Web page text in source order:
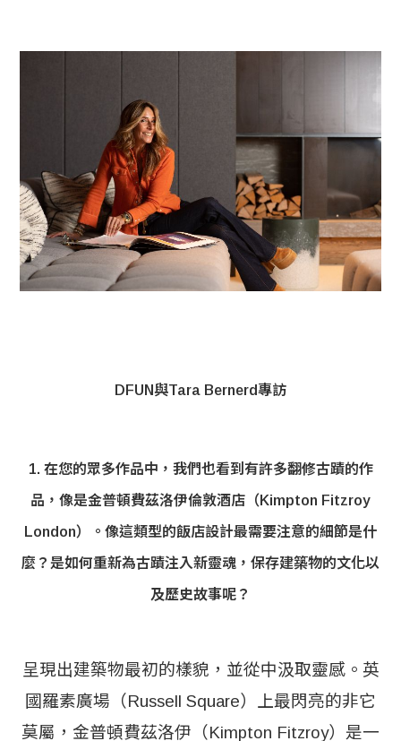
DFUN與Tara Bernerd專訪
1. 在您的眾多作品中，我們也看到有許多翻修古蹟的作
品，像是金普頓費茲洛伊倫敦酒店（Kimpton Fitzroy
London）。像這類型的飯店設計最需要注意的細節是什
麼？是如何重新為古蹟注入新靈魂，保存建築物的文化以
及歷史故事呢？
呈現出建築物最初的樣貌，並從中汲取靈感。英
國羅素廣場（Russell Square）上最閃亮的非它
莫屬，金普頓費茲洛伊（Kimpton Fitzroy）是一